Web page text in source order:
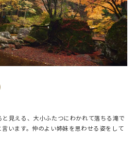
見える、大小ふたつにわかれて落ちる滝で
います。仲のよい姉妹を思わせる姿をして